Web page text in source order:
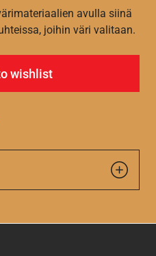
avulla siinä
joihin väri valitaan.
wishlist